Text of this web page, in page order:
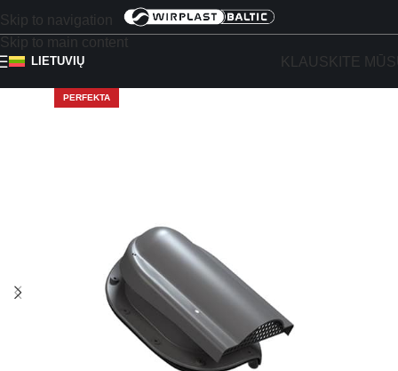
Skip to navigation
Skip to main content
LIETUVIŲ KLAUSKITE
PERFEKTA